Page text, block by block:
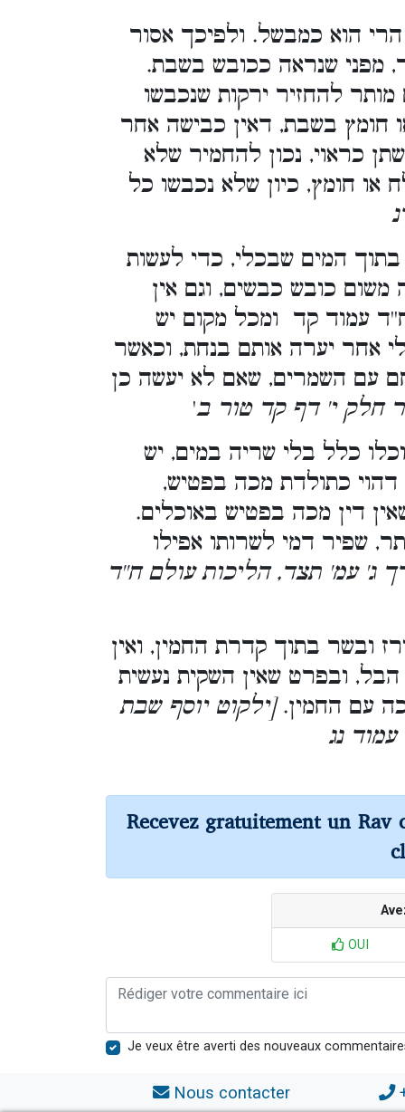
הוא כמבשל. ולפיכך אסור
מפני שנראה ככובש בשבת.
להחזיר ירקות שנכבשו
חומץ בשבת, דאין כבישה אחר
כראוי, נכון להחמיר שלא
או חומץ, כיון שלא נכבשו כל
המים שבכלי, כדי לעשות
משום כובש כבשים, וגם אין
עמוד קד ומכל מקום יש
אחר יערה אותם בנחת, וכאשר
עם השמרים, שאם לא יעשה כן
חלק י' דף קד טור ב'
כלל בלי שריה במים, יש
דהוי כתולדת מכה בפטיש,
דין מכה בפטיש באוכלים.
שפיר דמי לשרותו אפילו
ג' עמ' תצד, הליכות עולם ח''ד
ובשר בתוך קדרת החמין, ואין
ובפרט שאין השקית נעשית
עם החמין.[ילקוט יוסף שבת
נג
Recevez gratuitement un Rav
OUI
Je veux être averti des nouveaux
Nous contacter